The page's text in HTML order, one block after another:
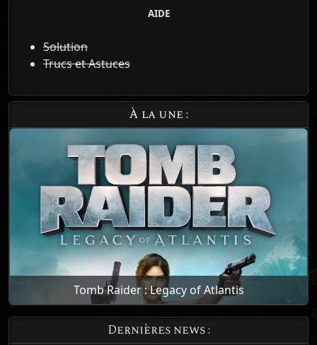
AIDE
Solution
Trucs et Astuces
À la une :
Tomb Raider : Legacy of Atlantis
Dernières news :